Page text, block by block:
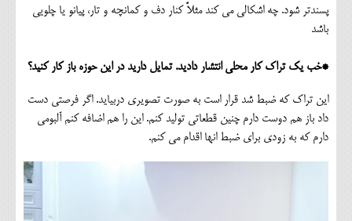
پسندتر شود. چه اشکالی می کند مثلاً کنار دف و کمانچه و تار، پیانو یا چلویی
باشد
*خب یک تراک کار محلی انتشار دادید. تمایل دارید در این حوزه باز کار کنید؟
این تراک که ضبط شد قرار است به صورت تصویری دربیاید. اگر فرصتی دست
داد باز هم دوست دارم چنین قطعاتی تولید کنم. این را هم اضافه کنم آلبومی
دارم که به زودی برای ضبط انها اقدام می کنم.